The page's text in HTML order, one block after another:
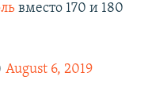
вместо 170 и 180
August 6, 2019